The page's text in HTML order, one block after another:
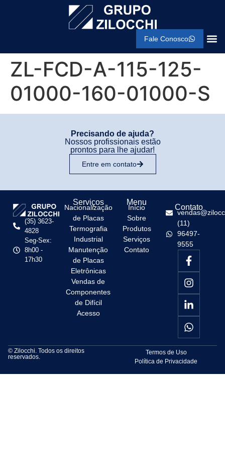
Fale Conosco
ZL-FCD-A-115-125-
01000-160-01000-S
Precisando de ajuda?
Nossos profissionais estão
prontos para lhe ajudar!
Entre em contato
(35) 3623-
4828
Seg-Sex:
8h00 -
17h30
Serviços
Nacionalização
de Placas
Termografia
Industrial
Manutenção
de Placas
Eletrônicas
Vendas de
Componentes
de Difícil
Acesso
Menu
Início
Sobre
Produtos
Serviços
Contato
Contato
(11)
96497-
9555
© Zilocchi. Todos os direitos
reservados.
Termos de Uso
Política de Privacidade